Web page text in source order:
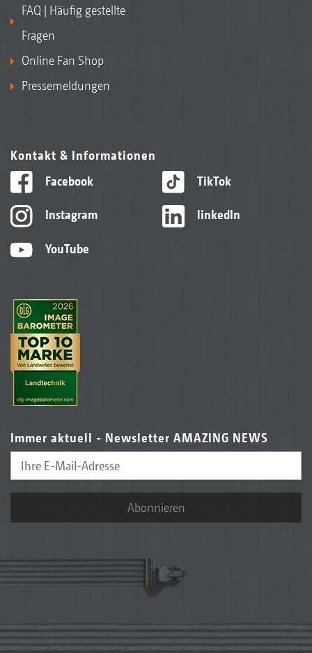
FAQ | Häufig gestellte
Fragen
Online Fan Shop
Pressemeldungen
Kontakt & Informationen
Facebook
Instagram
YouTube
TikTok
linkedIn
Immer aktuell - Newsletter AMAZING NEWS
Abonnieren